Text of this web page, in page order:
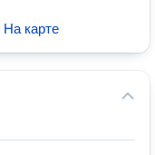
На карте